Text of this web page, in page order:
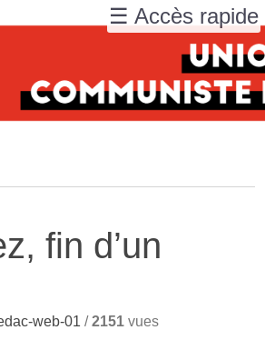
fin d’un
web-01 /2151 vues
☰ Accès rapide